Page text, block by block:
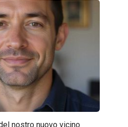
nostro nuovo vicino